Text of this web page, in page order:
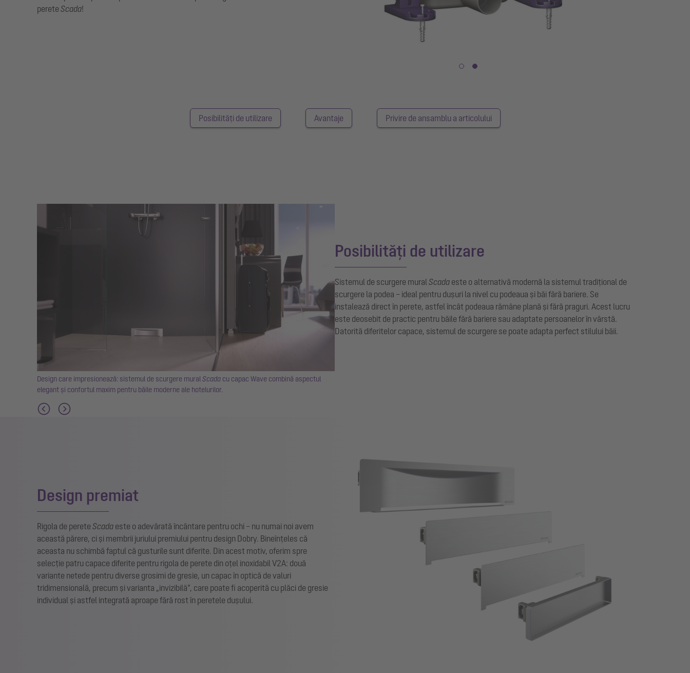
perete Scada!
Posibilități de utilizare Avantaje Privire de ansamblu a articolului
Design care impresionează: sistemul de scurgere muralScada cu capac Wave combină aspectul
elegant și confortul maxim pentru băile moderne ale hotelurilor.
Posibilități de utilizare
Sistemul de scurgere mural Scada este o alternativă modernă la sistemul tradițional de
scurgere la podea – ideal pentru dușuri la nivel cu podeaua și băi fără bariere. Se
instalează direct în perete, astfel încât podeaua rămâne plană și fără praguri. Acest lucru
este deosebit de practic pentru băile fără bariere sau adaptate persoanelor în vârstă.
Datorită diferitelor capace, sistemul de scurgere se poate adapta perfect stilului băii.
Design premiat
Rigola de perete Scada este o adevărată încântare pentru ochi – nu numai noi avem
această părere, ci și membrii juriului premiului pentru design Dobry. Bineînțeles că
aceasta nu schimbă faptul că gusturile sunt diferite. Din acest motiv, oferim spre
selecție patru capace diferite pentru rigola de perete din oțel inoxidabil V2A: două
variante netede pentru diverse grosimi de gresie, un capac în optică de valuri
tridimensională, precum și varianta „invizibilă”, care poate fi acoperită cu plăci de gresie
individual și astfel integrată aproape fără rost în peretele dușului.